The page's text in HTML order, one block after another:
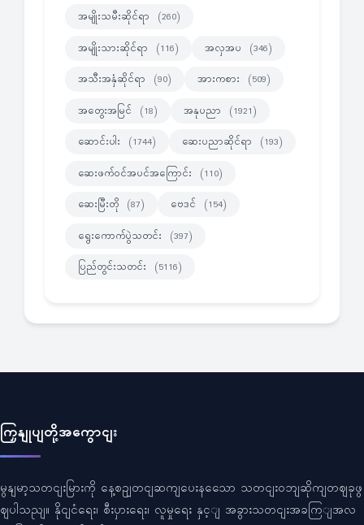
အမျိုးသမီးဆိုင်ရာ (260)
အမျိုးသားဆိုင်ရာ (116) အလှအပ (346)
အသီးအနှံဆိုင်ရာ (90) အားကစား (509)
အတွေးအမြင် (18) အနုပညာ (1921)
ဆောင်းပါး (1744) ဆေးပညာဆိုင်ရာ (193)
ဆေးဖက်ဝင်အပင်အကြောင်း (110)
ဆေးမြီးတို (87) ဗေဒင် (154)
ရွေးကောက်ပွဲသတင်း (397)
ပြည်တွင်းသတင်း (5116)
ကြှနျုပျတို့အကွောငျး
မွနျမာ့သတငျးမြားကို နေ့စဥျတငျဆကျပေးနသေော သတငျးဝဘျဆိုကျတဈခုဖွ
ဈပါသညျ။ နိုငျငံရေး၊ စီးပှားရေး၊ လူမှုရေး နှင့ျ အခွားသတငျးအခကြျအလ